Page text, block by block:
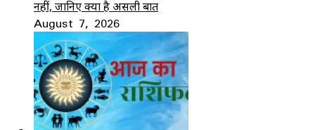
नहीं, जानिए क्या है असली बात
August 7, 2026